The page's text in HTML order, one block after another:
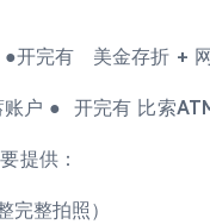
●开完有 美金存折 +
户 ● 开完有 比索
提供：
整拍照）